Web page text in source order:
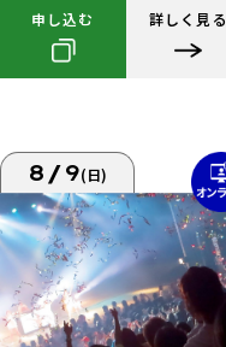
申し込む 詳しく見る
8/9(日)